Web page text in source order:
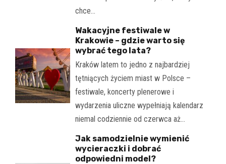
chce…
Wakacyjne festiwale w
Krakowie – gdzie warto się
wybrać tego lata?
Kraków latem to jedno z najbardziej
tętniących życiem miast w Polsce –
festiwale, koncerty plenerowe i
wydarzenia uliczne wypełniają kalendarz
niemal codziennie od czerwca aż…
Jak samodzielnie wymienić
wycieraczki i dobrać
odpowiedni model?